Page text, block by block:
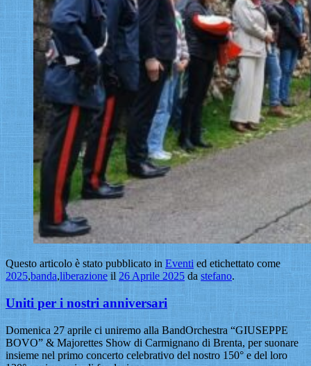
Questo articolo è stato pubblicato in Eventi ed etichettato come
2025,banda,liberazioneil 26 Aprile 2025 da stefano.
Uniti per i nostri anniversari
Domenica 27 aprile ci uniremo alla BandOrchestra “GIUSEPPE
BOVO” & Majorettes Show di Carmignano di Brenta, per suonare
insieme nel primo concerto celebrativo del nostro 150° e del loro